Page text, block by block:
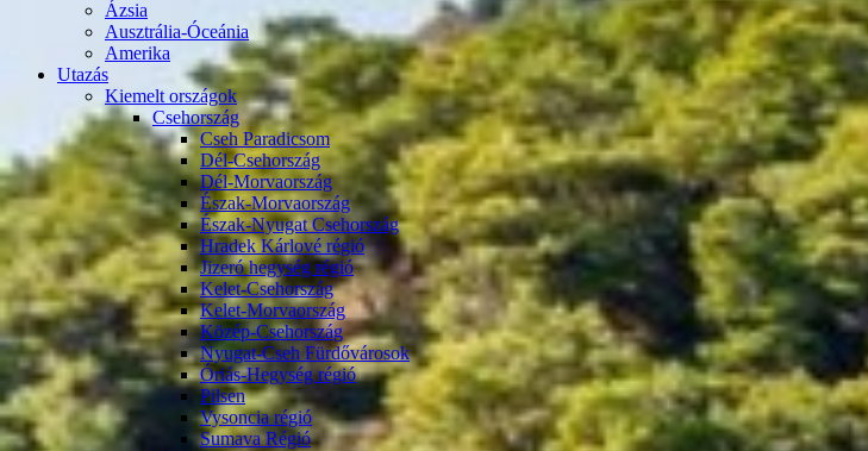
Ázsia
Ausztrália-Óceánia
Amerika
Utazás
Kiemelt országok
Csehország
Cseh Paradicsom
Dél-Csehország
Dél-Morvaország
Észak-Morvaország
Észak-Nyugat Csehország
Hradek Kárlové régió
Jizeró hegység régió
Kelet-Csehország
Kelet-Morvaország
Közép-Csehország
Nyugat-Cseh Fürdővárosok
Óriás-Hegység régió
Pilsen
Vysoncia régió
Sumava Régió